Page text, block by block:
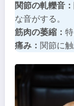
関節の軋轢音：
な音がする。
筋肉の萎縮：
痛み： 関節に